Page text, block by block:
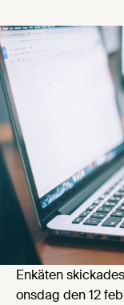
Enkäten
onsdag den 12